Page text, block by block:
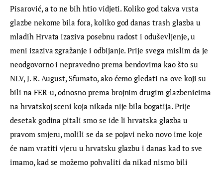
Pisarović, a to ne bih htio vidjeti. Koliko god takva vrsta
glazbe nekome bila fora, koliko god danas trash glazba u
mladih Hrvata izaziva posebnu radost i oduševljenje, u
meni izaziva zgražanje i odbijanje. Prije svega mislim da je
neodgovorno i nepravedno prema bendovima kao što su
NLV, J. R. August, Sfumato, ako ćemo gledati na ove koji su
bili na FER-u, odnosno prema brojnim drugim glazbenicima
na hrvatskoj sceni koja nikada nije bila bogatija. Prije
desetak godina pitali smo se ide li hrvatska glazba u
pravom smjeru, molili se da se pojavi neko novo ime koje
će nam vratiti vjeru u hrvatsku glazbu i danas kad to sve
imamo, kad se možemo pohvaliti da nikad nismo bili